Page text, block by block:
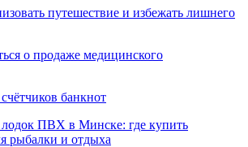
путешествие и избежать лишнего
о продаже медицинского
банкнот
лодок ПВХ в Минске: где купить
рыбалки и отдыха